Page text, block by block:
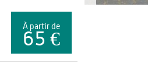
À partir de
65 €